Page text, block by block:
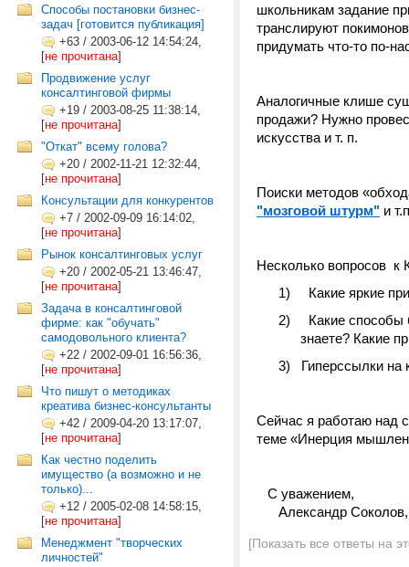
Cпособы постановки бизнес-
задач [готовится публикация]
+63 / 2003-06-12 14:54:24,
[не прочитана]
Продвижение услуг
консалтинговой фирмы
+19 / 2003-08-25 11:38:14,
[не прочитана]
"Откат" всему голова?
+20 / 2002-11-21 12:32:44,
[не прочитана]
Консультации для конкурентов
+7 / 2002-09-09 16:14:02,
[не прочитана]
Рынок консалтинговых услуг
+20 / 2002-05-21 13:46:47,
[не прочитана]
Задача в консалтинговой
фирме: как "обучать"
самодовольного клиента?
+22 / 2002-09-01 16:56:36,
[не прочитана]
Что пишут о методиках
креатива бизнес-консультанты
+42 / 2009-04-20 13:17:07,
[не прочитана]
Как честно поделить
имущество (а возможно и не
только)...
+12 / 2005-02-08 14:58:15,
[не прочитана]
Менеджмент "творческих
личностей"
школьникам задание
транслируют
придумать что-то по-
Аналогичные клише
продажи? Нужно
искусства и т. п.
Поиски методов
"мозговой штурм" и
Несколько вопросов к
1) Какие яркие
2) Какие способы
знаете? Какие
3) Гиперссылки на
Сейчас я работаю над
теме «Инерция
С уважением,
Александр Соколов,
[Показать все ответы на